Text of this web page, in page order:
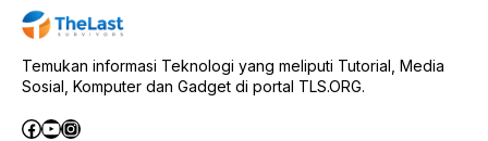
Temukan informasi Teknologi yang meliputi Tutorial, Media
Sosial, Komputer dan Gadget di portal TLS.ORG.
Facebook
YouTube
Instagram